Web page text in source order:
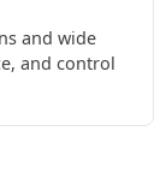
and wide
and control